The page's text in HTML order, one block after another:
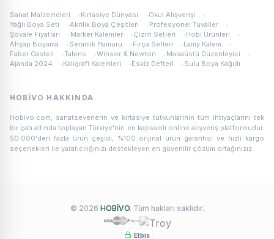
Sanat Malzemeleri •Kırtasiye Dünyası •Okul Alışverişi
•
Yağlı Boya Seti
•Akrilik Boya Çeşitleri •Profesyonel Tuvaller
•
Şövale Fiyatları
•Marker Kalemler •Çizim Setleri •Hobi Ürünleri
•
Ahşap Boyama
•Seramik Hamuru •Fırça Setleri •Lamy Kalem
•
Faber Castell
•Talens •Winsor & Newton •Masaüstü Düzenleyici
•
Ajanda 2024
•Kaligrafi Kalemleri •Eskiz Defteri •Sulu Boya Kağıdı
HOBIVO HAKKINDA
Hobivo.com, sanatseverlerin ve kırtasiye tutkunlarının tüm ihtiyaçlarını tek
bir çatı altında toplayan Türkiye'nin en kapsamlı online alışveriş platformudur.
50.000'den fazla ürün çeşidi, %100 orijinal ürün garantisi ve hızlı kargo
seçenekleri ile yaratıcılığınızı destekleyen en güvenilir çözüm ortağınızız.
© 2026 HOBİVO. Tüm hakları saklıdır.
Etbis